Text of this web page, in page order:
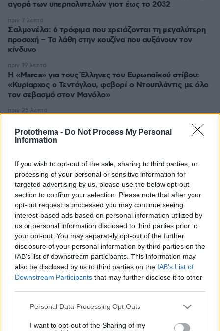
Protothema - Do Not Process My Personal
Information
If you wish to opt-out of the sale, sharing to third parties, or
processing of your personal or sensitive information for
targeted advertising by us, please use the below opt-out
section to confirm your selection. Please note that after your
opt-out request is processed you may continue seeing
interest-based ads based on personal information utilized by
us or personal information disclosed to third parties prior to
your opt-out. You may separately opt-out of the further
disclosure of your personal information by third parties on the
IAB’s list of downstream participants. This information may
also be disclosed by us to third parties on the IAB’s List of
Downstream Participants that may further disclose it to other
Please note that this website/app uses one or more Google
not limited to your visit or usage behaviour. You may click to
Personal Data Processing Opt Outs
I want to opt-out of the Sharing of my
αγορά των υπερπολυτελών γιοτ έως το 2032
Σαλμονέλα: 6 τρόφιμα που χρειάζονται τη μεγαλύτερη
προσοχή – Τα λάθη στην κουζίνα που αυξάνουν τον
κίνδυνο
πριν 7 λεπτά
Η «Marca» για τους Έλληνες του Ευρωπαϊκού στίβου:
«Κυρίαρχος ο Τεντόγλου, φαβορί ο Ντουπλάντις με όλο
τον σεβασμό στον Μανόλο»
πριν 19 λεπτά
Ολυμπιακό: «Πριν 10 χρόνια φώναζαν οφσάιντ, δεν
ήξεραν ότι η μπάλα του μπάσκετ είναι πορτοκαλί»
πριν 25 λεπτά
Οι σωστές προετοιμασίες που πρέπει να κάνετε για
διακοπές χωρίς το κατοικίδιό σας
Μεγάλη φωτιά σε δάσος στο Μουζάκι Ηλείας,
επιχειρούν 105 πυροσβέστες και 9 εναέρια, δείτε βίντεο
και φωτογραφίες
πριν 27 λεπτά
Ο γαστρονομικός χάρτης της Ίου -Μικρά «θαύματα» από
αλεύρι και νερό, τα τυριά, η μελισσοκομία
πριν 29 λεπτά
5 τρόποι να βρούμε την ευτυχία μετά τα 50, σύμφωνα
με μια ψυχολόγο
πριν 37 λεπτά
χώρο φιλοξενίας ασυνόδευτων ανηλίκων στα Εξάρχεια
πριν 40 λεπτά